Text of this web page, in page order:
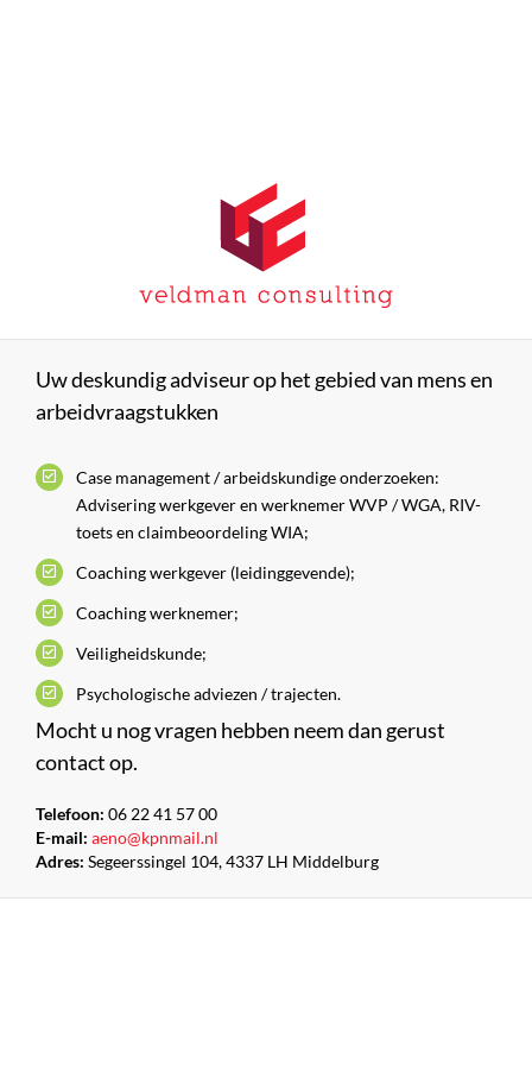
Uw deskundig adviseur op het gebied van mens en
arbeidvraagstukken
Case management / arbeidskundige onderzoeken:
Advisering werkgever en werknemer WVP / WGA, RIV-
toets en claimbeoordeling WIA;
Coaching werkgever (leidinggevende);
Coaching werknemer;
Veiligheidskunde;
Psychologische adviezen / trajecten.
Mocht u nog vragen hebben neem dan gerust
contact op.
Telefoon: 06 22 41 57 00
E-mail: aeno@kpnmail.nl
Adres: Segeerssingel 104, 4337 LH Middelburg